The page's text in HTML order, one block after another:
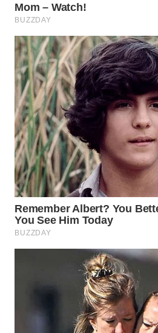
WN
SEMARANG
WN
SOLO
WN
BOROBUDUR
WN
MADURA
WN
SURABAYA
WN
NATUNA
BINTAN